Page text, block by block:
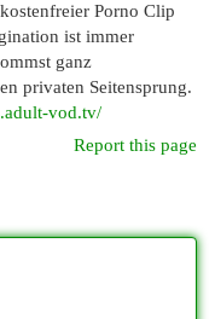
Porno Clip
ist immer
ganz
privaten Seitensprung.
vod.tv/
Report this page